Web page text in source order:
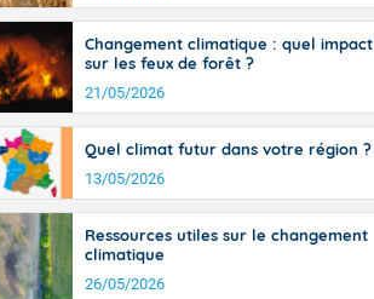
Aquitaine,
de-
sont
sont
un peu
du pays en
Des
le Jura et
de
et
sur le
Changement climatique : quel impact
sur les feux de forêt ?
21/05/2026
Quel climat futur dans votre région ?
13/05/2026
Ressources utiles sur le changement
climatique
26/05/2026